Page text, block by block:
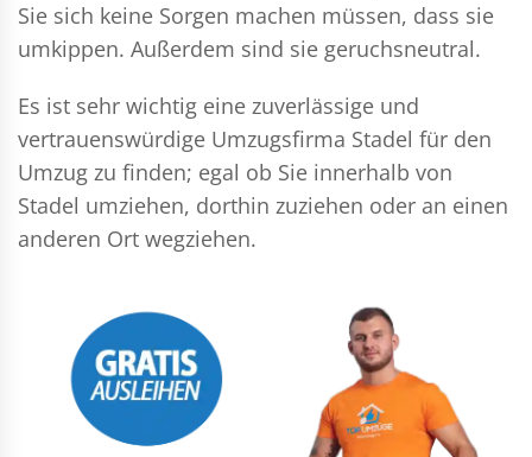
Sie sich keine Sorgen machen müssen, dass sie
umkippen. Außerdem sind sie geruchsneutral.
Es ist sehr wichtig eine zuverlässige und
vertrauenswürdige Umzugsfirma Stadel für den
Umzug zu finden; egal ob Sie innerhalb von
Stadel umziehen, dorthin zuziehen oder an einen
anderen Ort wegziehen.